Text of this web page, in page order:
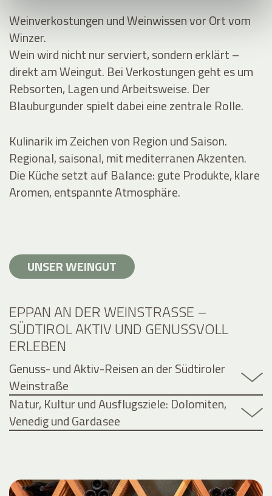
Weinverkostungen und Weinwissen vor Ort vom
Winzer.
Wein wird nicht nur serviert, sondern erklärt –
direkt am Weingut. Bei Verkostungen geht es um
Rebsorten, Lagen und Arbeitsweise. Der
Blauburgunder spielt dabei eine zentrale Rolle.
Kulinarik im Zeichen von Region und Saison.
Regional, saisonal, mit mediterranen Akzenten.
Die Küche setzt auf Balance: gute Produkte, klare
Aromen, entspannte Atmosphäre.
UNSER WEINGUT
EPPAN AN DER WEINSTRASSE – S
ÜDTIROL AKTIV UND GENUSSVOLL E
RLEBEN
Genuss- und Aktiv-Reisen an der Südtiroler
Weinstraße
Natur, Kultur und Ausflugsziele: Dolomiten,
Venedig und Gardasee